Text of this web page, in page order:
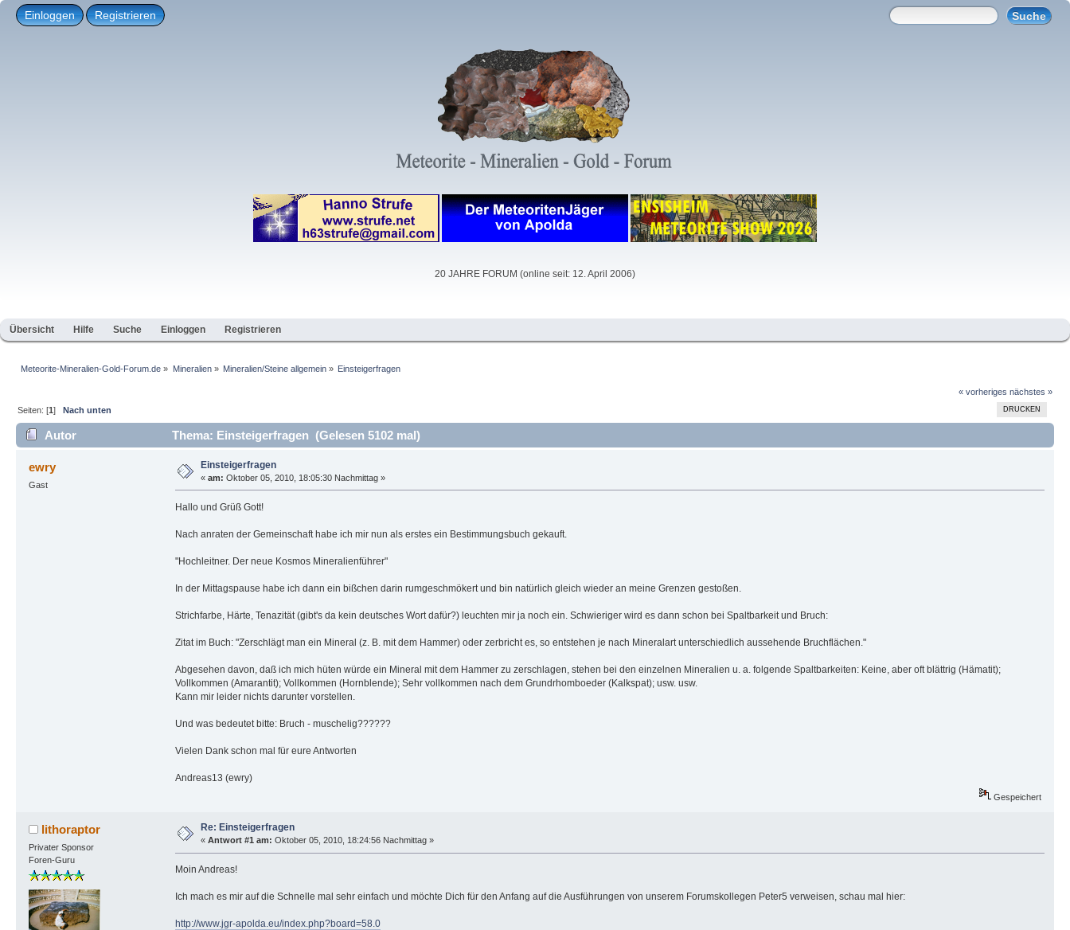
Einloggen Registrieren
20 JAHRE FORUM (online seit: 12. April 2006)
Übersicht Hilfe Suche Einloggen Registrieren
Meteorite-Mineralien-Gold-Forum.de » Mineralien» Mineralien/Steine allgemein» Einsteigerfragen
« vorheriges nächstes »
DRUCKEN
Seiten: [1]Nach unten
Autor Thema: Einsteigerfragen (Gelesen 5102 mal)
ewry
Gast
Einsteigerfragen
« am: Oktober 05, 2010, 18:05:30 Nachmittag »
Hallo und Grüß Gott!
Nach anraten der Gemeinschaft habe ich mir nun als erstes ein Bestimmungsbuch gekauft.
"Hochleitner. Der neue Kosmos Mineralienführer"
In der Mittagspause habe ich dann ein bißchen darin rumgeschmökert und bin natürlich gleich wieder an meine Grenzen gestoßen.
Strichfarbe, Härte, Tenazität (gibt's da kein deutsches Wort dafür?) leuchten mir ja noch ein. Schwieriger wird es dann schon bei Spaltbarkeit und Bruch:
Zitat im Buch: "Zerschlägt man ein Mineral (z. B. mit dem Hammer) oder zerbricht es, so entstehen je nach Mineralart unterschiedlich aussehende Bruchflächen."
Abgesehen davon, daß ich mich hüten würde ein Mineral mit dem Hammer zu zerschlagen, stehen bei den einzelnen Mineralien u. a. folgende Spaltbarkeiten: Keine, aber oft blättrig (Hämatit);
Vollkommen (Amarantit); Vollkommen (Hornblende); Sehr vollkommen nach dem Grundrhomboeder (Kalkspat); usw. usw.
Kann mir leider nichts darunter vorstellen.
Und was bedeutet bitte: Bruch - muschelig??????
Vielen Dank schon mal für eure Antworten
Andreas13 (ewry)
Gespeichert
lithoraptor
Privater Sponsor
Foren-Guru
Re: Einsteigerfragen
« Antwort #1 am: Oktober 05, 2010, 18:24:56 Nachmittag »
Moin Andreas!
Ich mach es mir auf die Schnelle mal sehr einfach und möchte Dich für den Anfang auf die Ausführungen von unserem Forumskollegen Peter5 verweisen, schau mal hier:
http://www.jgr-apolda.eu/index.php?board=58.0